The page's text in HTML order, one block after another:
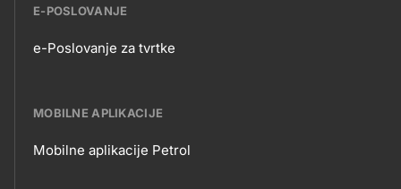
E-POSLOVANJE
POSLOVANJE
e-Poslovanje za tvrtke
MOBILNE APLIKACIJE
Mobilne aplikacije Petrol